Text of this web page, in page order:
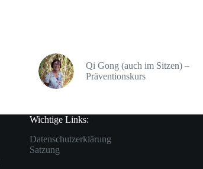
Qi Gong (auch im Sitzen) –
Präventionskurs
Wichtige Links:
Datenschutzerklärung
Satzung